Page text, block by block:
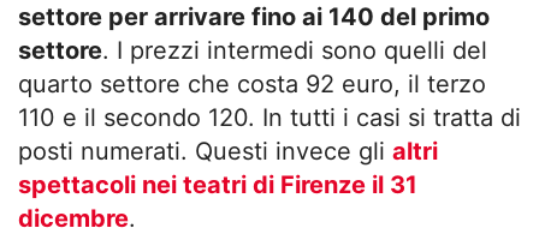
settore per arrivare fino ai 140 del primo
settore. I prezzi intermedi sono quelli del
quarto settore che costa 92 euro, il terzo
110 e il secondo 120. In tutti i casi si tratta di
posti numerati. Questi invece gli altri
spettacoli nei teatri di Firenze il 31
dicembre.